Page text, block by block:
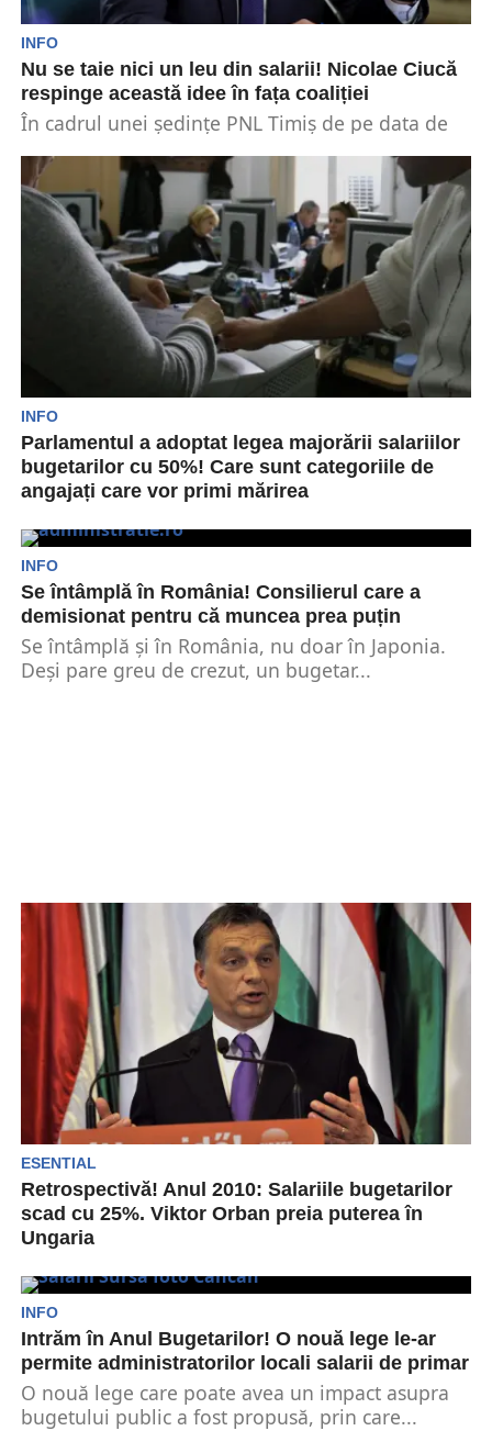
INFO
Nu se taie nici un leu din salarii! Nicolae Ciucă
respinge această idee în fața coaliției
În cadrul unei ședințe PNL Timiș de pe data de
INFO
Parlamentul a adoptat legea majorării salariilor
bugetarilor cu 50%! Care sunt categoriile de
angajați care vor primi mărirea
de lege pentru aprobarea Ordonanței de
Urgență 152/2022 care prevede...
INFO
Se întâmplă în România! Consilierul care a
demisionat pentru că muncea prea puțin
Se întâmplă și în România, nu doar în Japonia.
Deși pare greu de crezut, un bugetar...
ESENTIAL
Retrospectivă! Anul 2010: Salariile bugetarilor
scad cu 25%. Viktor Orban preia puterea în
Ungaria
în postul de comisar european pentru
Agricultură....
INFO
Intrăm în Anul Bugetarilor! O nouă lege le-ar
permite administratorilor locali salarii de primar
O nouă lege care poate avea un impact asupra
bugetului public a fost propusă, prin care...